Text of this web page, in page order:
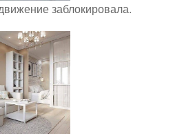
заблокировала.